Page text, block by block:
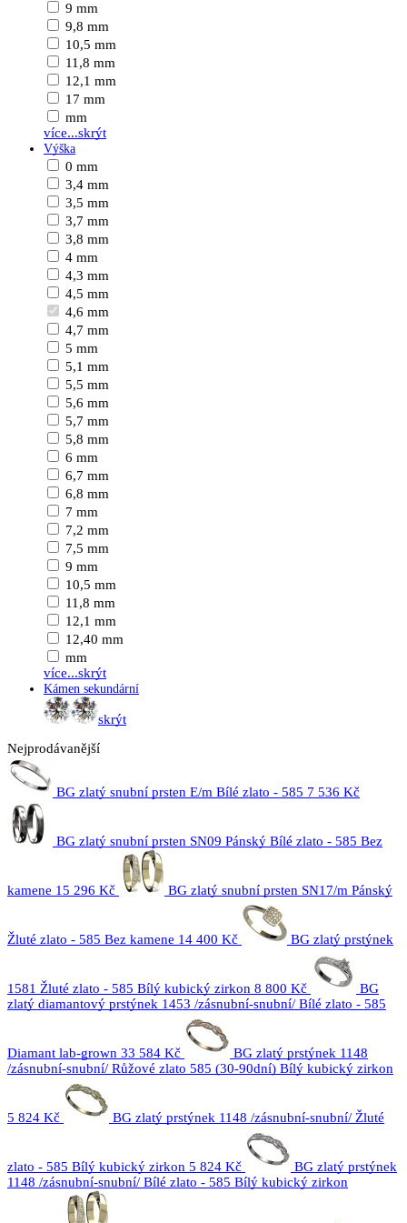
9 mm
9,8 mm
10,5 mm
11,8 mm
12,1 mm
17 mm
mm
více...skrýt
Výška
0 mm
3,4 mm
3,5 mm
3,7 mm
3,8 mm
4 mm
4,3 mm
4,5 mm
4,6 mm
4,7 mm
5 mm
5,1 mm
5,5 mm
5,6 mm
5,7 mm
5,8 mm
6 mm
6,7 mm
6,8 mm
7 mm
7,2 mm
7,5 mm
9 mm
10,5 mm
11,8 mm
12,1 mm
12,40 mm
mm
více...skrýt
Kámen sekundární
skrýt
Nejprodávanější
BG zlatý snubní prsten E/m Bílé zlato - 585 7 536 Kč
BG zlatý snubní prsten SN09 Pánský Bílé zlato - 585 Bez
kamene 15 296 Kč BG zlatý snubní prsten SN17/m Pánský
Žluté zlato - 585 Bez kamene 14 400 Kč BG zlatý prstýnek
1581 Žluté zlato - 585 Bílý kubický zirkon 8 800 Kč
BG
zlatý diamantový prstýnek 1453 /zásnubní-snubní/ Bílé zlato - 585
Diamant lab-grown 33 584 Kč
BG zlatý prstýnek 1148
/zásnubní-snubní/ Růžové zlato 585 (30-90dní) Bílý kubický zirkon
5 824 Kč BG zlatý prstýnek 1148 /zásnubní-snubní/ Žluté
zlato - 585 Bílý kubický zirkon 5 824 Kč
BG zlatý prstýnek
1148 /zásnubní-snubní/ Bílé zlato - 585 Bílý kubický zirkon